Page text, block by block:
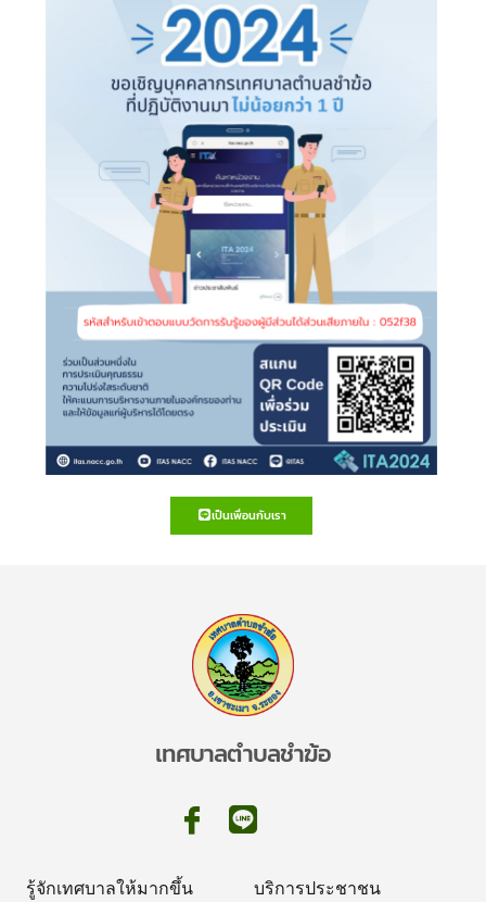
เป็นเพื่อนกับเรา
เทศบาลตำบลชำฆ้อ
รู้จักเทศบาลให้มากขึ้น บริการประชาชน